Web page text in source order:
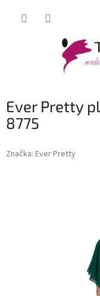
Ever Pretty
8775
Značka: Ever Pretty